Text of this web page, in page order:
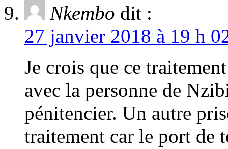
Nkembo dit :
27 janvier 2018 à 19 h
Je crois que ce
avec la personne de
pénitencier. Un autre
traitement car le port de